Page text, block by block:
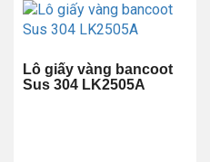
Lô giấy vàng bancoot
Sus 304 LK2505A